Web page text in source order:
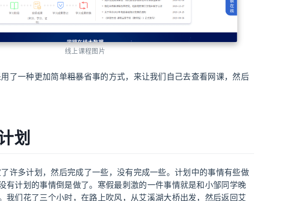
线上课程图片
一种更加简单粗暴省事的方式，来让我们自己去查看网课，然后
划
多计划，然后完成了一些，没有完成一些。计划中的事情有些做
有计划的事情倒是做了。寒假最刺激的一件事情就是和小邹同学晚
我们花了三个小时，在路上吹风，从艾溪湖大桥出发，然后返回艾